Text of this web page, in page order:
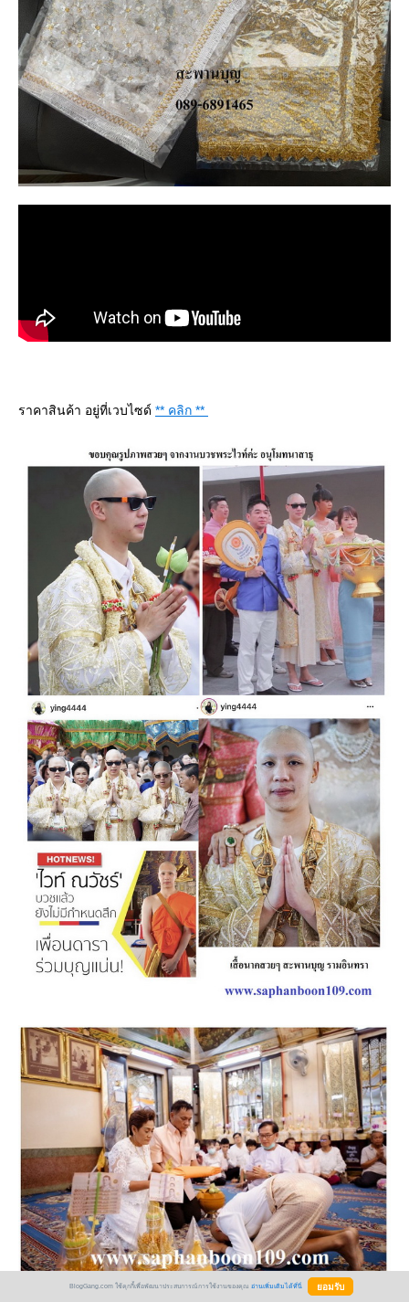
ราคาสินค้า อยู่ที่เวบไซด์ ** คลิก **
BlogGang.com ใช้คุกกี้เพื่อพัฒนาประสบการณ์การใช้งานของคุณ อ่านเพิ่มเติมได้ที่นี่